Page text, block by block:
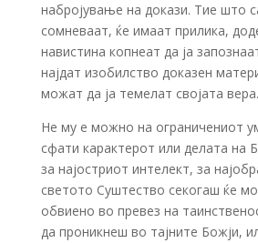
набројување на докази. Тие што
сомневаат, ќе имаат прилика,
навистина копнеат да ја
најдат изобилство доказен
можат да ја темелат својата вера.
Не му е можно на ограничениот
сфати карактерот или делата на
за најостриот интелект, за
светото Суштество секогаш ќе
обвиено во превез на
да проникнеш во тајните Божји,